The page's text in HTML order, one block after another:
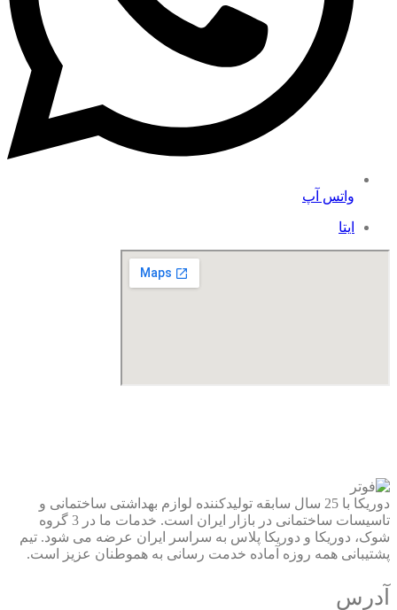
واتس آپ
ایتا
دوریکا با 25 سال سابقه تولیدکننده لوازم بهداشتی ساختمانی و
تاسیسات ساختمانی در بازار ایران است. خدمات ما در 3 گروه
شوک، دوریکا و دوریکا پلاس به سراسر ایران عرضه می شود. تیم
پشتیبانی همه روزه آماده خدمت رسانی به هموطنان عزیز است.
آدرس